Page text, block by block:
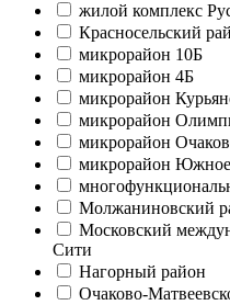
жилой комплекс
Красносельский
микрорайон 10Б
микрорайон 4Б
микрорайон
микрорайон
микрорайон
микрорайон
Молжаниновский
Московский
Сити
Нагорный район
Очаково-